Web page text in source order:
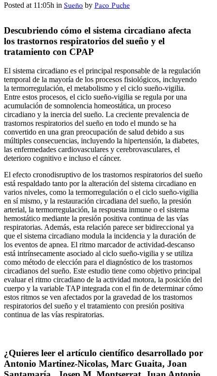
Posted at 11:05h in Sueño by Paco Puche
Descubriendo cómo el sistema circadiano afecta
los trastornos respiratorios del sueño y el
tratamiento con CPAP
El sistema circadiano es el principal responsable de la regulación
temporal de la mayoría de los procesos fisiológicos, incluyendo
la termorregulación, el metabolismo y el ciclo sueño-vigilia.
Entre estos procesos, el ciclo sueño-vigilia se regula por una
acumulación de somnolencia homeostática, un proceso
circadiano y la inercia del sueño. La creciente prevalencia de
trastornos respiratorios del sueño en todo el mundo se ha
convertido en una gran preocupación de salud debido a sus
múltiples consecuencias, incluyendo la hipertensión, la diabetes,
las enfermedades cardiovasculares y cerebrovasculares, el
deterioro cognitivo e incluso el cáncer.
El efecto cronodisruptivo de los trastornos respiratorios del sueño
está respaldado tanto por la alteración del sistema circadiano en
varios niveles, como la termorregulación o el ciclo sueño-vigilia
en sí mismo, y la restauración circadiana del sueño, la presión
arterial, la termorregulación, la respuesta inmune o el sistema
hemostático mediante la presión positiva continua de las vías
respiratorias. Además, esta relación parece ser bidireccional ya
que el sistema circadiano modula la incidencia y la duración de
los eventos de apnea. El ritmo marcador de actividad-descanso
está intrínsecamente asociado al ciclo sueño-vigilia y se utiliza
como método de elección para el diagnóstico de los trastornos
circadianos del sueño. Este estudio tiene como objetivo principal
evaluar el ritmo circadiano de la actividad motora, la posición del
cuerpo y la variable TAP integrada con el fin de determinar cómo
estos ritmos se ven afectados por la gravedad de los trastornos
respiratorios del sueño y el tratamiento con presión positiva
continua de las vías respiratorias.
¿Quieres leer el artículo científico desarrollado por
Antonio Martinez‑Nicolas, Marc Guaita, Joan